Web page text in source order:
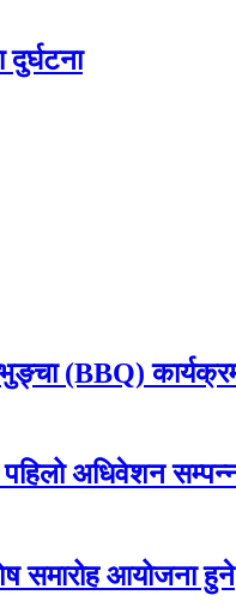
(BBQ)
अधिवेशन
समारोह आयोजना हुने